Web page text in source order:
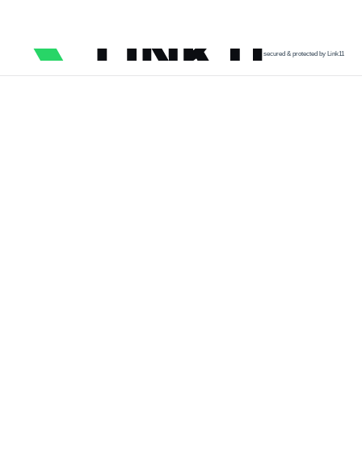
secured & protected by Link11